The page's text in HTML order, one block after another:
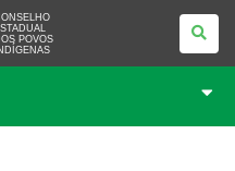
POVOS